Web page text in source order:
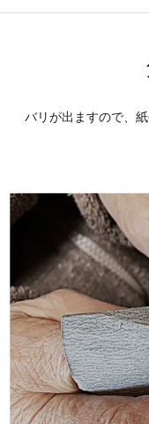
バリが出ますので、